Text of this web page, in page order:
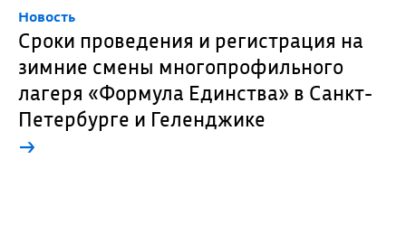
Новость
Сроки проведения и регистрация на
зимние смены многопрофильного
лагеря «Формула Единства» в Санкт-
Петербурге и Геленджике
→